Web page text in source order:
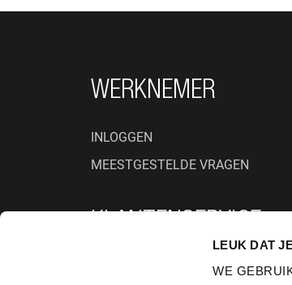
LEUK DAT
WE
FOOTER
WERKNEMER
INLOGGEN
MEESTGESTELDE VRAGEN